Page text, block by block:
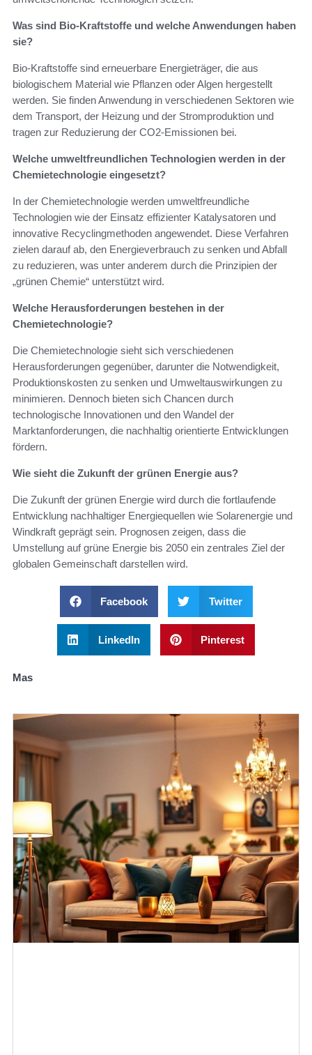
Was sind Bio-Kraftstoffe und welche Anwendungen haben
sie?
Bio-Kraftstoffe sind erneuerbare Energieträger, die aus
biologischem Material wie Pflanzen oder Algen hergestellt
werden. Sie finden Anwendung in verschiedenen Sektoren wie
dem Transport, der Heizung und der Stromproduktion und
tragen zur Reduzierung der CO2-Emissionen bei.
Welche umweltfreundlichen Technologien werden in der
Chemietechnologie eingesetzt?
In der Chemietechnologie werden umweltfreundliche
Technologien wie der Einsatz effizienter Katalysatoren und
innovative Recyclingmethoden angewendet. Diese Verfahren
zielen darauf ab, den Energieverbrauch zu senken und Abfall
zu reduzieren, was unter anderem durch die Prinzipien der
„grünen Chemie“ unterstützt wird.
Welche Herausforderungen bestehen in der
Chemietechnologie?
Die Chemietechnologie sieht sich verschiedenen
Herausforderungen gegenüber, darunter die Notwendigkeit,
Produktionskosten zu senken und Umweltauswirkungen zu
minimieren. Dennoch bieten sich Chancen durch
technologische Innovationen und den Wandel der
Marktanforderungen, die nachhaltig orientierte Entwicklungen
fördern.
Wie sieht die Zukunft der grünen Energie aus?
Die Zukunft der grünen Energie wird durch die fortlaufende
Entwicklung nachhaltiger Energiequellen wie Solarenergie und
Windkraft geprägt sein. Prognosen zeigen, dass die
Umstellung auf grüne Energie bis 2050 ein zentrales Ziel der
globalen Gemeinschaft darstellen wird.
Facebook Twitter
LinkedIn Pinterest
Mas